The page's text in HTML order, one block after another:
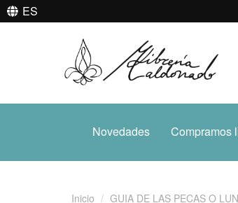
ES
Novedades Compramos
Inicio GUIA DE LAS PECAS O